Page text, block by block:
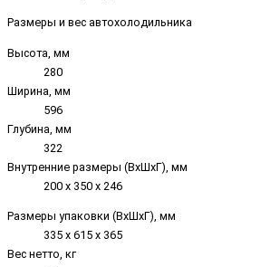
Размеры и вес автохолодильника
Высота, мм
280
Ширина, мм
596
Глубина, мм
322
Внутренние размеры (ВxШxГ), мм
200 х 350 х 246
Размеры упаковки (ВxШxГ), мм
335 х 615 х 365
Вес нетто, кг